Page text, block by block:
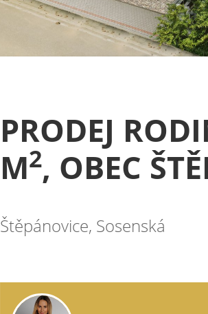
PRODEJ
M2, OBEC
Štěpánovice, Sosenská